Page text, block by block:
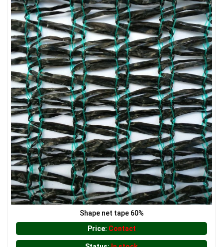
LƯỚI CHẮN CÔN TRÙNG
LƯỚI CHẮN CÔN TRÙNG
Shape net tape 60%
Price: Contact